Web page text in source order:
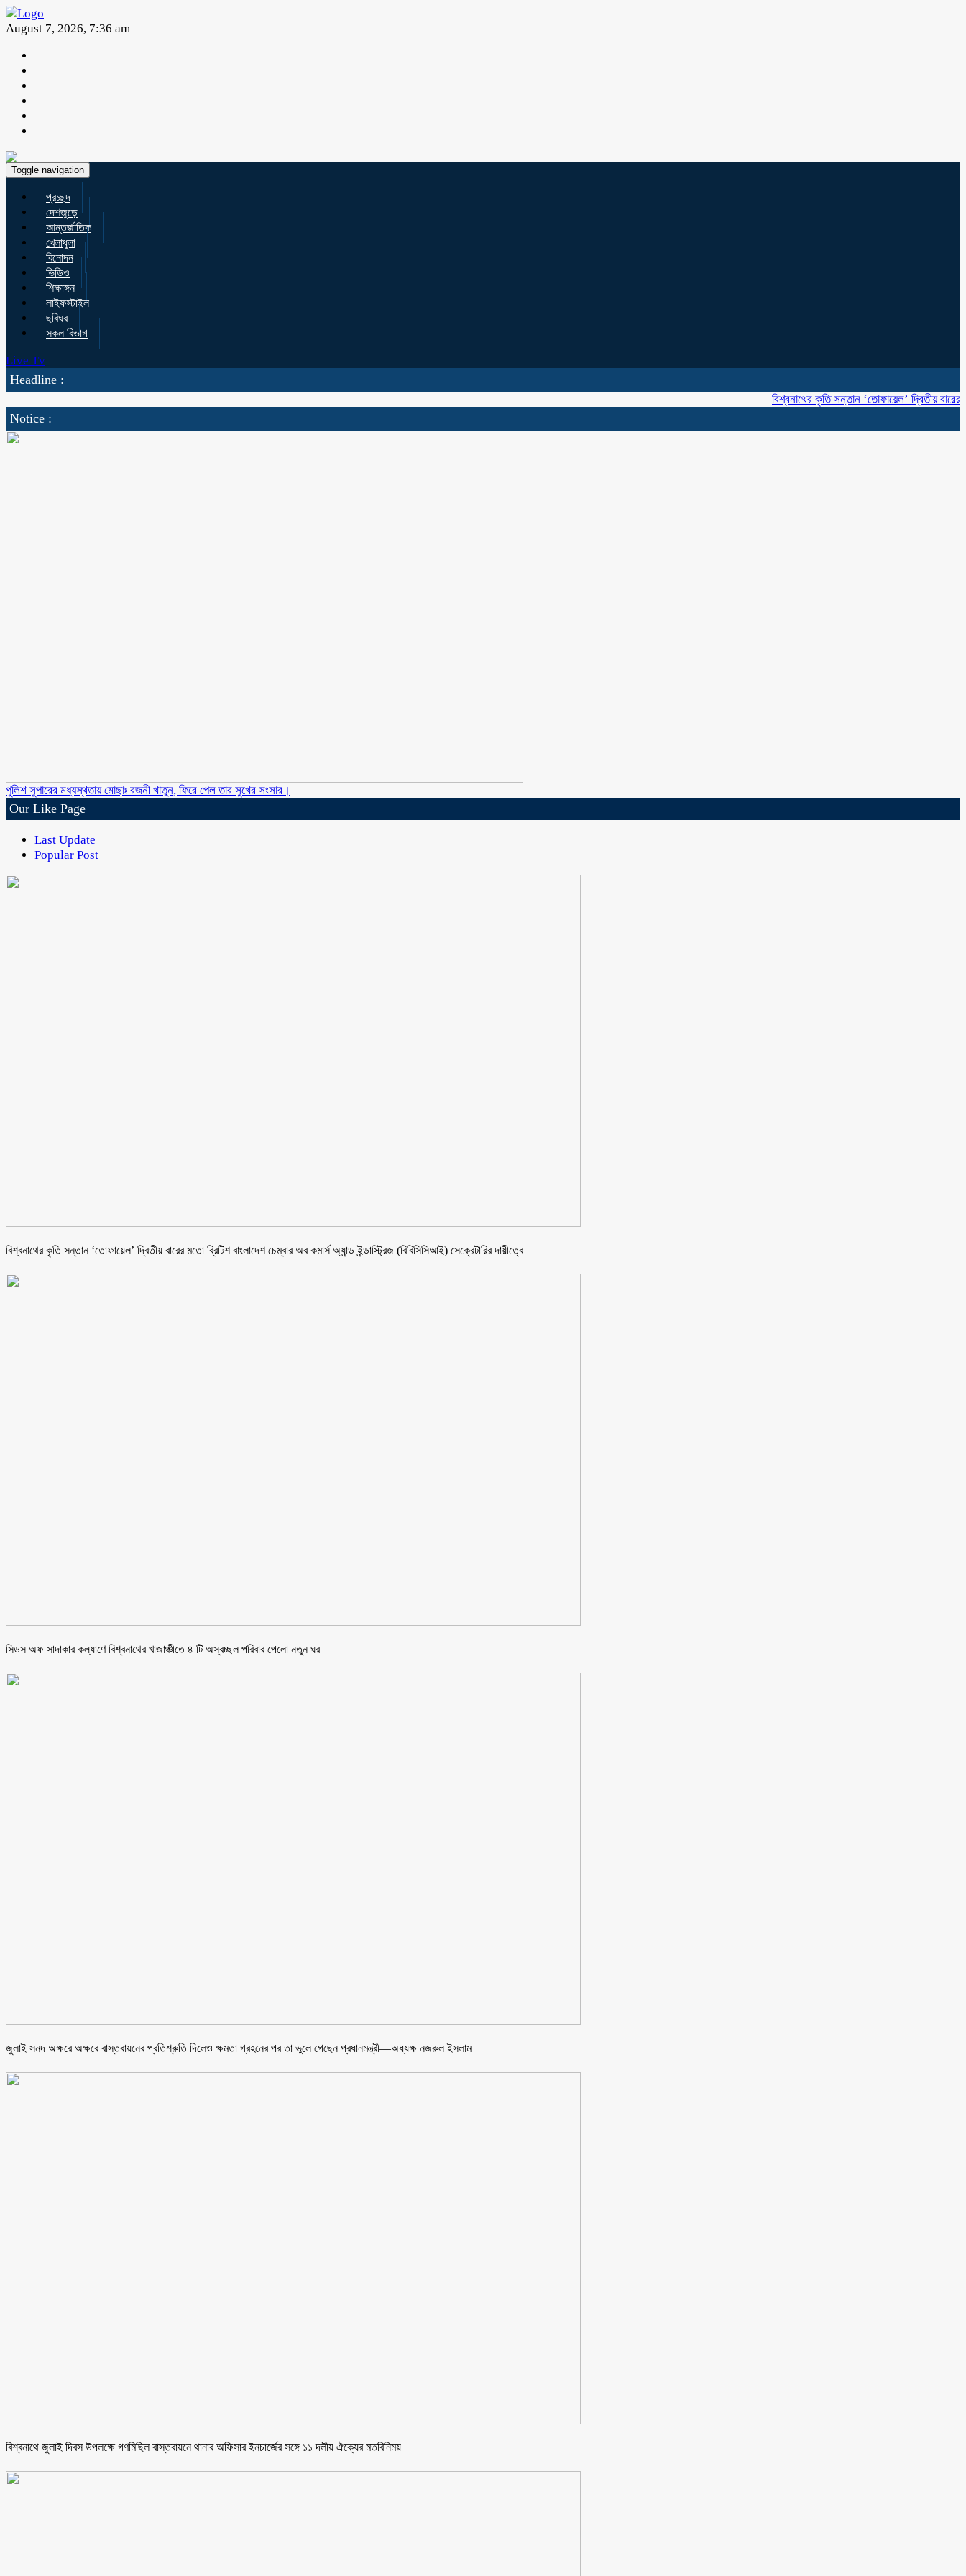
August 7, 2026, 7:36 am
Toggle navigation
প্রচ্ছদ
দেশজুড়ে
আন্তর্জাতিক
খেলাধুলা
বিনোদন
ভিডিও
শিক্ষাঙ্গন
লাইফস্টাইল
ছবিঘর
সকল বিভাগ
Live Tv
Headline :
বিশ্বনাথের কৃতি সন্তান ‘তোফায়েল’ দ্বিতীয় বারের মতো
Notice :
পুলিশ সুপারের মধ্যস্থতায় মোছাঃ রজনী খাতুন, ফিরে পেল তার সুখের সংসার।
Our Like Page
Last Update
Popular Post
বিশ্বনাথের কৃতি সন্তান ‘তোফায়েল’ দ্বিতীয় বারের মতো ব্রিটিশ বাংলাদেশ চেম্বার অব কমার্স অ্যান্ড ইন্ডাস্ট্রিজ (বিবিসিসিআই) সেক্রেটারির দায়ীত্বে
সিডস অফ সাদাকার কল্যাণে বিশ্বনাথের খাজাঞ্চীতে ৪ টি অস্বচ্ছল পরিবার পেলো নতুন ঘর
জুলাই সনদ অক্ষরে অক্ষরে বাস্তবায়নের প্রতিশ্রুতি দিলেও ক্ষমতা গ্রহনের পর তা ভুলে গেছেন প্রধানমন্ত্রী—অধ্যক্ষ নজরুল ইসলাম
বিশ্বনাথে জুলাই দিবস উপলক্ষে গণমিছিল বাস্তবায়নে থানার অফিসার ইনচার্জের সঙ্গে ১১ দলীয় ঐক্যের মতবিনিময়